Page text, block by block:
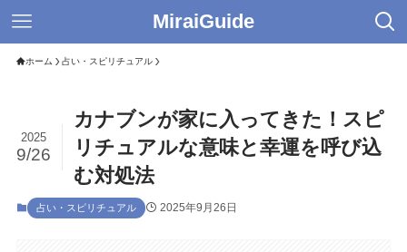
MiraiGuide
ホーム 占い・スピリチュアル
カナブンが家に入ってきた！スピ
リチュアルな意味と幸運を呼び込
む対処法
2025
9/26
占い・スピリチュアル 2025年9月26日